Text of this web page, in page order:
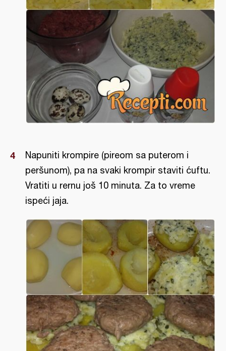
Napuniti krompire (pireom sa puterom i
peršunom), pa na svaki krompir staviti ćuftu.
Vratiti u rernu još 10 minuta. Za to vreme
ispeći jaja.